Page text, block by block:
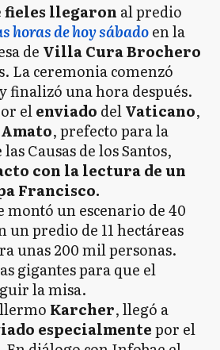
fieles llegaron al predio
horas de hoy sábadoen la
de Villa Cura Brochero
La ceremonia comenzó
y finalizó una hora después.
elenviado delVaticano,
Amato, prefecto para la
Causas de los Santos,
con la lectura de un
Francisco.
montó un escenario de 40
un predio de 11 hectáreas
unas 200 mil personas.
gigantes para que el
la misa.
Karcher, llegó a
especialmentepor el